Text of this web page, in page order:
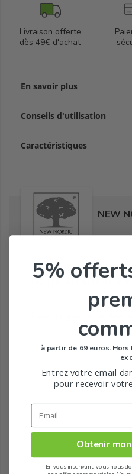
Livraison offerte
dès 49€ d'achat
En savoir plus
Conseils d'utilisation
Caractéristiques
NEW
Tous les produits de la
5%
à partir de 69 euros.
Entrez votre email
pour recevoir
Obtenir
En vous inscrivant, vous nous